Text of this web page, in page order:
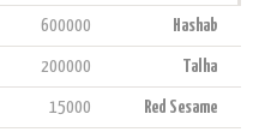
Hashab
600000
Talha
200000
Red Sesame
15000